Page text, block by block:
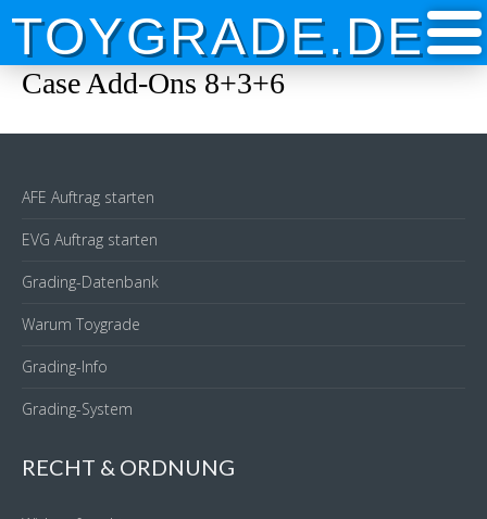
Skip
content
TOYGRADE.DE
Case Add-Ons 8+3+6
AFE Auftrag starten
EVG Auftrag starten
Grading-Datenbank
Warum Toygrade
Grading-Info
Grading-System
RECHT & ORDNUNG